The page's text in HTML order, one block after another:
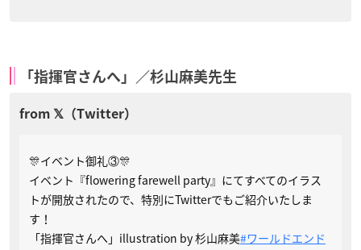
「指揮官さんへ」／杉山麻美先生
🎊イベント御礼③🎊
イベント『flowering farewell party』にてすべてのイラス
トが開放されたので、特別にTwitterでもご紹介いたしま
す！
「指揮官さんへ」illustration by 杉山麻美#ワールドエンド